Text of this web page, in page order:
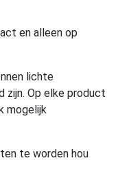
en alleen op
lichte
zijn. Op elke product
mogelijk
te worden hou